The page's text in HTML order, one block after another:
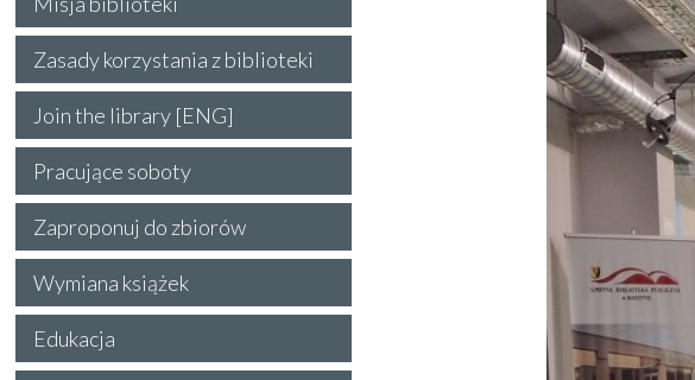
Zasady korzystania z biblioteki
Join the library [ENG]
Pracujące soboty
Zaproponuj do zbiorów
Wymiana książek
Edukacja